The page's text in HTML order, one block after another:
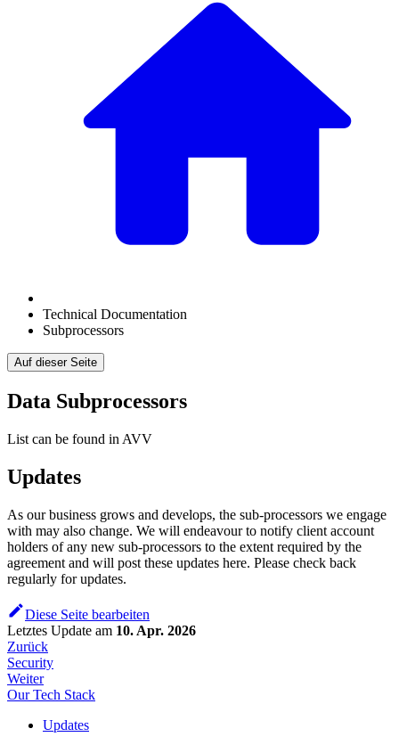
Technical Documentation
Subprocessors
Auf dieser Seite
Data Subprocessors
List can be found in AVV
Updates
As our business grows and develops, the sub-processors we engage
with may also change. We will endeavour to notify client account
holders of any new sub-processors to the extent required by the
agreement and will post these updates here. Please check back
regularly for updates.
Diese Seite bearbeiten
Letztes Update am 10. Apr. 2026
Zurück
Security
Weiter
Our Tech Stack
Updates